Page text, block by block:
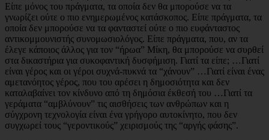
Είπε μόνος του πράγματα, τα οποία δεν θα μπορούσε να τα
γνωρίζει ούτε ο πιο ενημερωμένος κατάσκοπος. Είπε πράγματα, τα
οποία δεν μπορούσε να τα φανταστεί ούτε ο πιο ευφάνταστος
αντικομμουνιστής συνομωσιολόγος. Είπε πράγματα, που, αν τα
έλεγε κάποιος άλλος για τον “ήρωα” Μίκη, θα μπορούσε να συρθεί
στα δικαστήρια για συκοφαντική δυσφήμιση. Γιατί τα είπε; …Γιατί
είναι γέρος και οι γέροι συχνά-πυκνά τα “χάνουν” …Γιατί είναι ένας
αμετανόητος γέρος, που του αρέσει η δημοσιότητα και δεν
καταλαβαίνει τον κίνδυνο από τη δημόσια έκθεσή του …Γιατί τα
γεράματα “αμβλύνουν” τις αισθήσεις των ανθρώπων και η
σύγχρονη τεχνολογία είναι ένα γρήγορο αυτοκίνητο, που δεν
συγχωρεί τους “γεροντικούς” χειρισμούς της “αργής φάσης”.